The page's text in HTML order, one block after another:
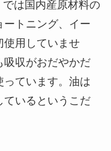
では国内産原材料の
トニング、イー
使用していませ
吸収がおだやかだ
っています。油は
ているというこだ